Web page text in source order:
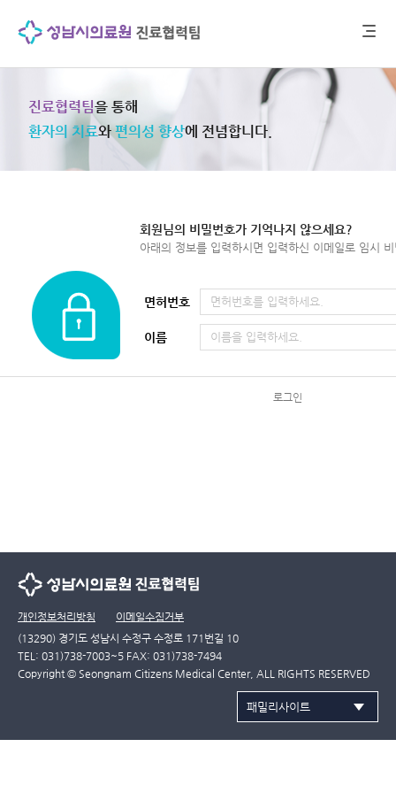
진료협력팀을 통해
환자의 치료와편의성 향상에 전념합니다.
회원님의 비밀번호가 기억나지 않으세요?
아래의 정보를 입력하시면 입력하신 이메일로 임시
면허번호 면허번호를 입력하세요.
이름 이름을 입력하세요.
로그인
개인정보처리방침
이메일수집거부
(13290) 경기도 성남시 수정구 수정로 171번길 10
TEL: 031)738-7003~5 FAX: 031)738-7494
Copyright © Seongnam Citizens Medical Center, ALL RIGHTS RESERVED
패밀리사이트